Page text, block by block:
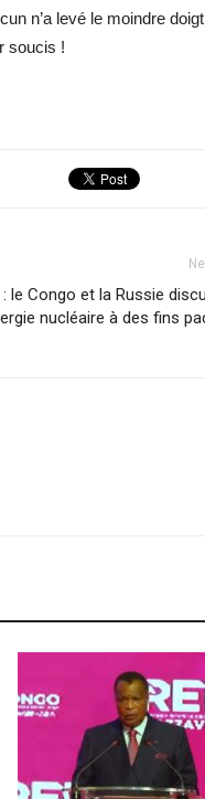
n’a levé le moindre
soucis !
le Congo et la Russie
nucléaire à des fins